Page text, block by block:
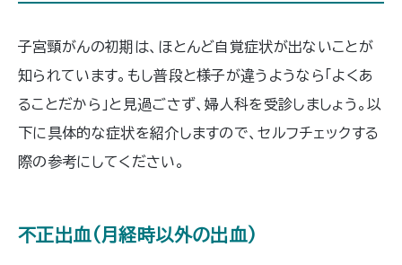
子宮頸がんの初期は、ほとんど自覚症状が出ないことが
知られています。もし普段と様子が違うようなら「よくあ
ることだから」と見過ごさず、婦人科を受診しましょう。以
下に具体的な症状を紹介しますので、セルフチェックする
際の参考にしてください。
不正出血(月経時以外の出血)